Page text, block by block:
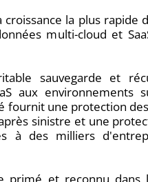
la plus rapide
multi-cloud et
sauvegarde et
aux environnements
fournit une protection
sinistre et une
à des milliers